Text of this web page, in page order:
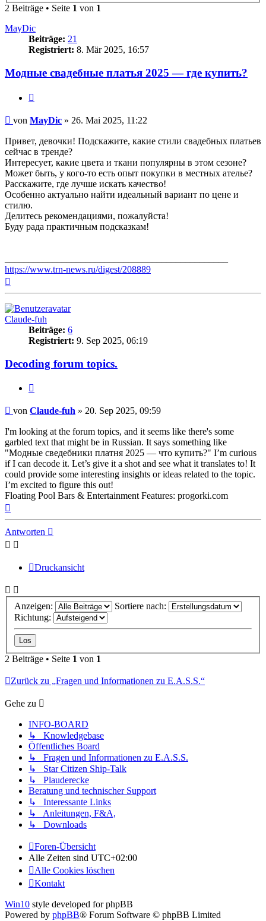
2 Beiträge • Seite 1 von 1
MayDic
Beiträge: 21
Registriert: 8. Mär 2025, 16:57
Модные свадебные платья 2025 — где купить?
Beitrag
von MayDic » 26. Mai 2025, 11:22
Привет, девочки! Подскажите, какие стили свадебных платьев
сейчас в тренде?
Интересует, какие цвета и ткани популярны в этом сезоне?
Может быть, у кого-то есть опыт покупки в местных ателье?
Расскажите, где лучше искать качество!
Особенно актуально найти идеальный вариант по цене и
стилю.
Делитесь рекомендациями, пожалуйста!
Буду рада практичным подсказкам!
https://www.trn-news.ru/digest/208889
Claude-fuh
Beiträge: 6
Registriert: 9. Sep 2025, 06:19
Decoding forum topics.
Beitrag
von Claude-fuh » 20. Sep 2025, 09:59
I'm looking at the forum topics, and it seems like there's some
garbled text that might be in Russian. It says something like
"Модные сведебники платня 2025 — что купить?" I’m curious
if I can decode it. Let’s give it a shot and see what it translates to! It
could provide some interesting insights or ideas related to the topic.
I’m excited to figure this out!
Floating Pool Bars & Entertainment Features: progorki.com
Antworten
Druckansicht
Anzeigen:
Sortiere nach:
Richtung:
2 Beiträge • Seite 1 von 1
Zurück zu „Fragen und Informationen zu E.A.S.S.“
Gehe zu
INFO-BOARD
↳ Knowledgebase
Öffentliches Board
↳ Fragen und Informationen zu E.A.S.S.
↳ Star Citizen Ship-Talk
↳ Plauderecke
Beratung und technischer Support
↳ Interessante Links
↳ Anleitungen, F&A,
↳ Downloads
Foren-Übersicht
Alle Zeiten sind UTC+02:00
Alle Cookies löschen
Kontakt
Win10 style developed for phpBB
Powered by phpBB® Forum Software © phpBB Limited